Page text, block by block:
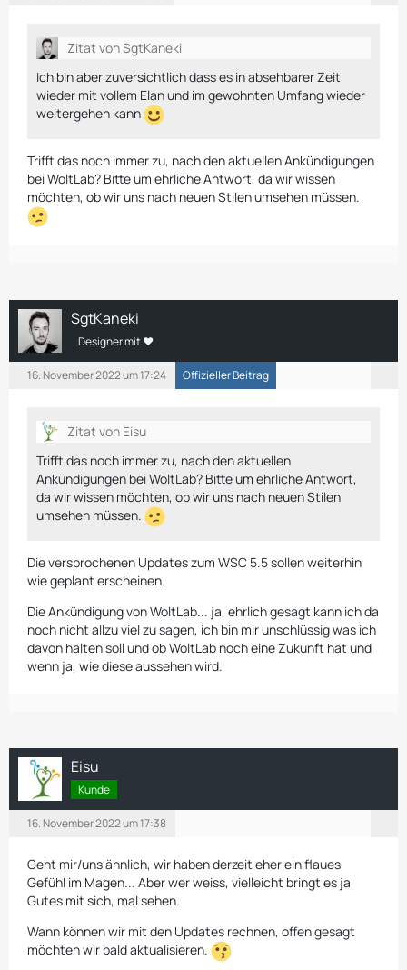
Zitat von SgtKaneki
Ich bin aber zuversichtlich dass es in absehbarer Zeit
wieder mit vollem Elan und im gewohnten Umfang wieder
weitergehen kann
Trifft das noch immer zu, nach den aktuellen Ankündigungen
bei WoltLab? Bitte um ehrliche Antwort, da wir wissen
möchten, ob wir uns nach neuen Stilen umsehen müssen.
SgtKaneki
Designer mit ❤
16. November 2022 um 17:24 Offizieller Beitrag
Zitat von Eisu
Trifft das noch immer zu, nach den aktuellen
Ankündigungen bei WoltLab? Bitte um ehrliche Antwort,
da wir wissen möchten, ob wir uns nach neuen Stilen
umsehen müssen.
Die versprochenen Updates zum WSC 5.5 sollen weiterhin
wie geplant erscheinen.
Die Ankündigung von WoltLab... ja, ehrlich gesagt kann ich da
noch nicht allzu viel zu sagen, ich bin mir unschlüssig was ich
davon halten soll und ob WoltLab noch eine Zukunft hat und
wenn ja, wie diese aussehen wird.
Eisu
Kunde
16. November 2022 um 17:38
Geht mir/uns ähnlich, wir haben derzeit eher ein flaues
Gefühl im Magen... Aber wer weiss, vielleicht bringt es ja
Gutes mit sich, mal sehen.
Wann können wir mit den Updates rechnen, offen gesagt
möchten wir bald aktualisieren.